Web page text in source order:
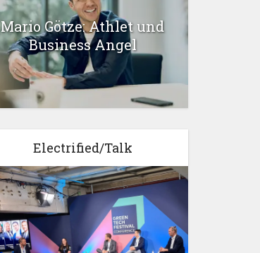
Mario Götze: Athlet und
Business Angel
Electrified/Talk